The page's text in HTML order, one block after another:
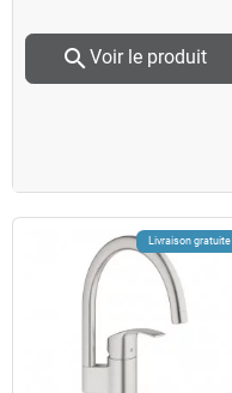
search Voir le produit
Livraison gratuite